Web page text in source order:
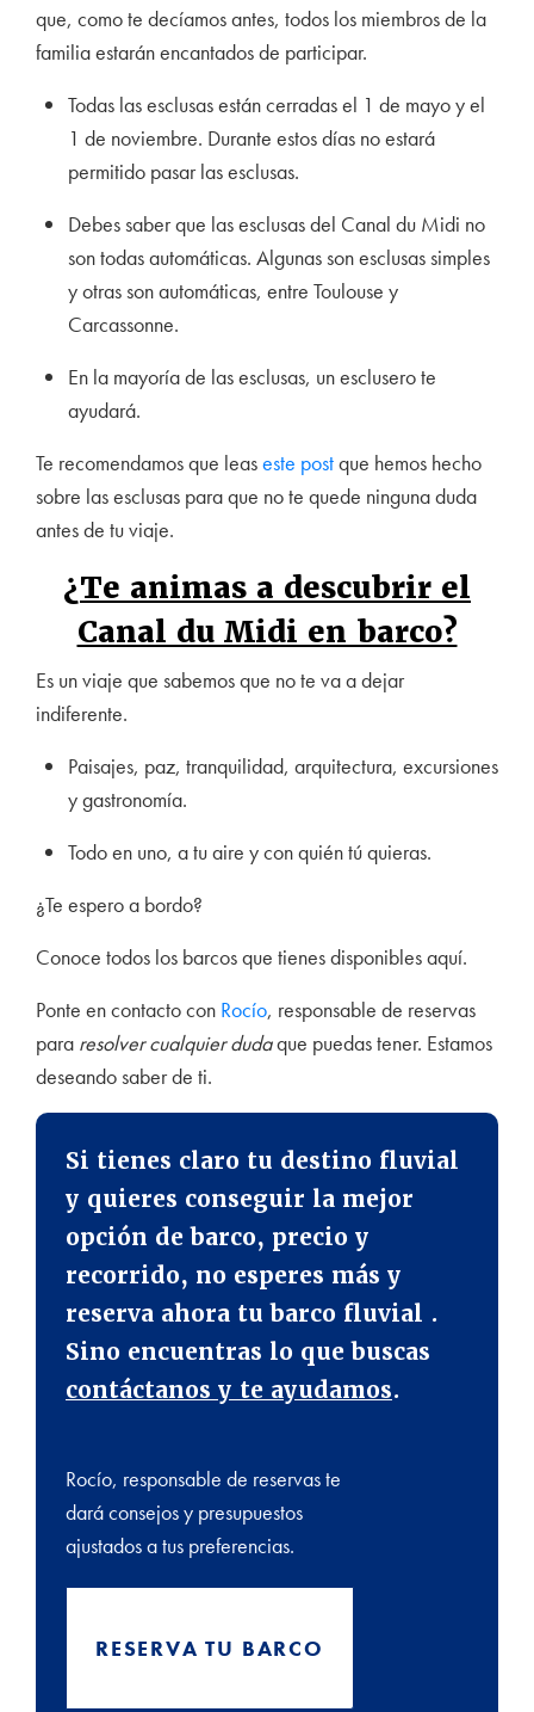
que, como te decíamos antes, todos los miembros de la
familia estarán encantados de participar.
Todas las esclusas están cerradas el 1 de mayo y el
1 de noviembre. Durante estos días no estará
permitido pasar las esclusas.
Debes saber que las esclusas del Canal du Midi no
son todas automáticas. Algunas son esclusas simples
y otras son automáticas, entre Toulouse y
Carcassonne.
En la mayoría de las esclusas, un esclusero te
ayudará.
Te recomendamos que leaseste postque hemos hecho
sobre las esclusas para que no te quede ninguna duda
antes de tu viaje.
¿Te animas a descubrir el
Canal du Midi en barco?
Es un viaje que sabemos que no te va a dejar
indiferente.
Paisajes, paz, tranquilidad, arquitectura, excursiones
y gastronomía.
Todo en uno, a tu aire y con quién tú quieras.
¿Te espero a bordo?
Conoce todos los barcos que tienes disponibles aquí.
Ponte en contacto con Rocío, responsable de reservas
para resolver cualquier dudaque puedas tener. Estamos
deseando saber de ti.
Si tienes claro tu destino fluvial
y quieres conseguir la mejor
opción de barco, precio y
recorrido, no esperes más y
reserva ahora tu barco fluvial .
Sino encuentras lo que buscas
contáctanos y te ayudamos.
Rocío, responsable de reservas te
dará consejos y presupuestos
ajustados a tus preferencias.
RESERVA TU BARCO